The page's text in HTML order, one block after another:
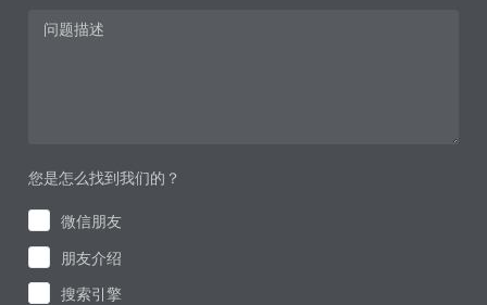
您是怎么找到我们的？
微信朋友
朋友介绍
搜索引擎